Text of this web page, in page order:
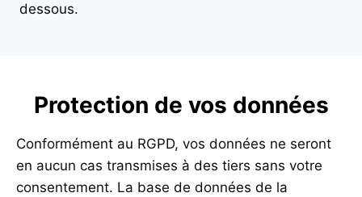
dessous.
Protection de vos données
Conformément au RGPD, vos données ne seront
en aucun cas transmises à des tiers sans votre
consentement. La base de données de la